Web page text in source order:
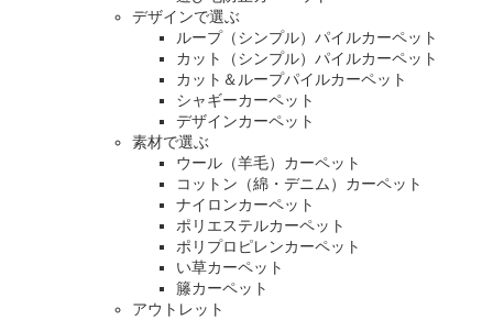
デザインで選ぶ
ループ（シンプル）パイルカーペット
カット（シンプル）パイルカーペット
カット＆ループパイルカーペット
シャギーカーペット
デザインカーペット
素材で選ぶ
ウール（羊毛）カーペット
コットン（綿・デニム）カーペット
ナイロンカーペット
ポリエステルカーペット
ポリプロピレンカーペット
い草カーペット
籐カーペット
アウトレット